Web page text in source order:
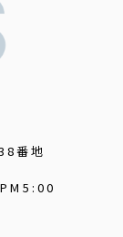
番地